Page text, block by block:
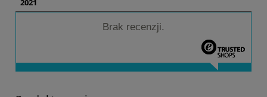
2021
Brak recenzji.